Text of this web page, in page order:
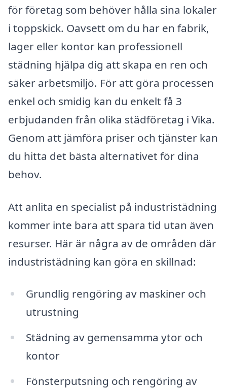
för företag som behöver hålla sina lokaler
i toppskick. Oavsett om du har en fabrik,
lager eller kontor kan professionell
städning hjälpa dig att skapa en ren och
säker arbetsmiljö. För att göra processen
enkel och smidig kan du enkelt få 3
erbjudanden från olika städföretag i Vika.
Genom att jämföra priser och tjänster kan
du hitta det bästa alternativet för dina
behov.
Att anlita en specialist på industristädning
kommer inte bara att spara tid utan även
resurser. Här är några av de områden där
industristädning kan göra en skillnad:
Grundlig rengöring av maskiner och
utrustning
Städning av gemensamma ytor och
kontor
Fönsterputsning och rengöring av